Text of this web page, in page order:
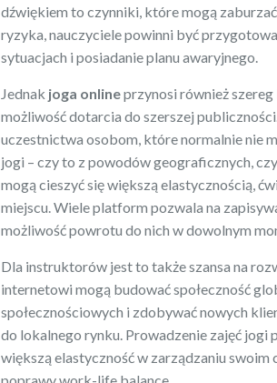
dźwiękiem to czynniki, które mogą
ryzyka, nauczyciele powinni być
sytuacjach i posiadanie planu awaryjnego.
Jednak joga onlineprzynosi również
możliwość dotarcia do szerszej
uczestnictwa osobom, które normalnie nie
jogi – czy to z powodów geograficznych,
mogą cieszyć się większą elastycznością,
miejscu. Wiele platform pozwala na
możliwość powrotu do nich w dowolnym
Dla instruktorów jest to także szansa na
internetowi mogą budować społeczność
społecznościowych i zdobywać nowych
do lokalnego rynku. Prowadzenie zajęć jogi
większą elastyczność w zarządzaniu swoim